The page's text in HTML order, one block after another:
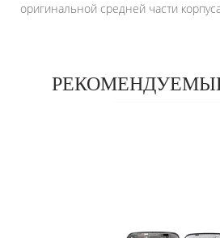
оригинальной средней части